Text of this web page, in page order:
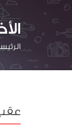
عقب